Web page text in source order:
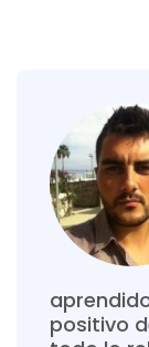
positivo